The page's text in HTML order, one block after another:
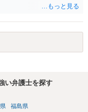
い弁護士を探す
福島県